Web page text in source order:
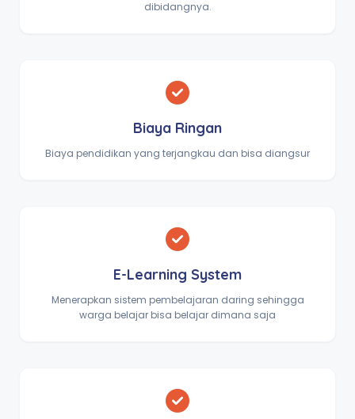
dibidangnya.
Biaya Ringan
Biaya pendidikan yang terjangkau dan bisa diangsur
E-Learning System
Menerapkan sistem pembelajaran daring sehingga
warga belajar bisa belajar dimana saja